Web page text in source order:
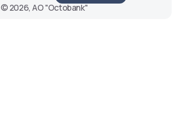
© 2026, АО "Octobank"